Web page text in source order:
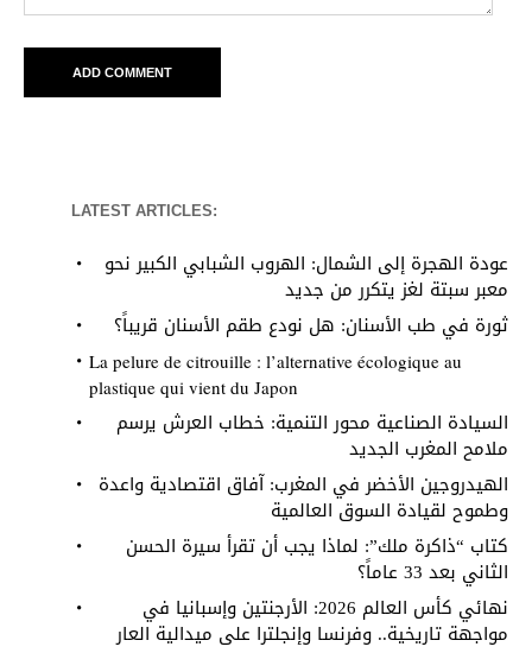
LATEST ARTICLES:
عودة الهجرة إلى الشمال: الهروب الشبابي الكبير نحو
معبر سبتة لغز يتكرر من جديد
ثورة في طب الأسنان: هل نودع طقم الأسنان قريباً؟
La pelure de citrouille : l’alternative écologique au
plastique qui vient du Japon
السيادة الصناعية محور التنمية: خطاب العرش يرسم
ملامح المغرب الجديد
الهيدروجين الأخضر في المغرب: آفاق اقتصادية واعدة
وطموح لقيادة السوق العالمية
كتاب “ذاكرة ملك”: لماذا يجب أن تقرأ سيرة الحسن
الثاني بعد 33 عاماً؟
نهائي كأس العالم 2026: الأرجنتين وإسبانيا في
مواجهة تاريخية.. وفرنسا وإنجلترا على ميدالية العار